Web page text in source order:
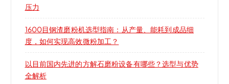
压力
1600目钢渣磨粉机选型指南：从产量、能耗到成品细
度，如何实现高效微粉加工？
以目前国内先进的方解石磨粉设备有哪些？选型与优势
全解析